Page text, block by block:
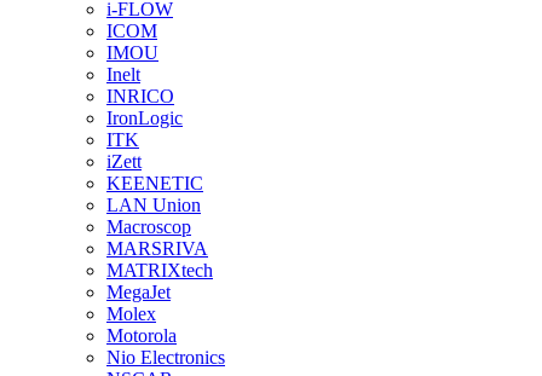
i-FLOW
ICOM
IMOU
Inelt
INRICO
IronLogic
ITK
iZett
KEENETIC
LAN Union
Macroscop
MARSRIVA
MATRIXtech
MegaJet
Molex
Motorola
Nio Electronics